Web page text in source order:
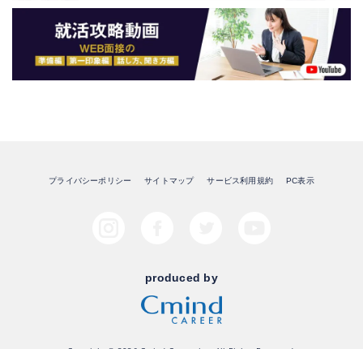
プライバシーポリシー サイトマップ サービス利用規約 PC表示
produced by